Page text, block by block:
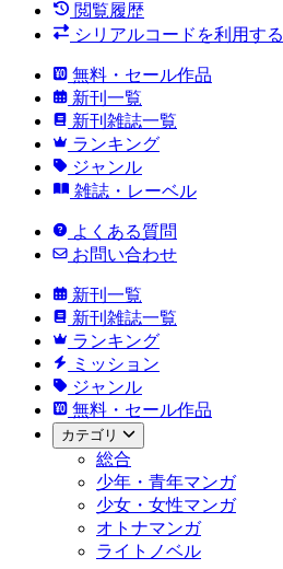
閲覧履歴
シリアルコードを利用する
無料・セール作品
新刊一覧
新刊雑誌一覧
ランキング
ジャンル
雑誌・レーベル
よくある質問
お問い合わせ
新刊一覧
新刊雑誌一覧
ランキング
ミッション
ジャンル
無料・セール作品
カテゴリ
総合
少年・青年マンガ
少女・女性マンガ
オトナマンガ
ライトノベル